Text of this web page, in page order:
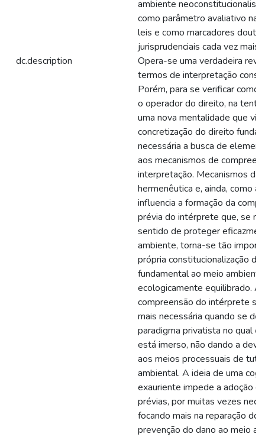
dc.description
ambiente
como parâmetro avaliativo na
leis e como marcadores
jurisprudenciais cada vez mais
Opera-se uma verdadeira
termos de interpretação
Porém, para se verificar como
o operador do direito, na
uma nova mentalidade que
concretização do direito
necessária a busca de
aos mecanismos de
interpretação. Mecanismos
hermenêutica e, ainda, como a
influencia a formação da
prévia do intérprete que, se
sentido de proteger
ambiente, torna-se tão
própria constitucionalização
fundamental ao meio ambiente
ecologicamente equilibrado. A
compreensão do intérprete se
mais necessária quando se
paradigma privatista no qual o
está imerso, não dando a
aos meios processuais de
ambiental. A ideia de uma
exauriente impede a adoção
prévias, por muitas vezes
focando mais na reparação do
prevenção do dano ao meio